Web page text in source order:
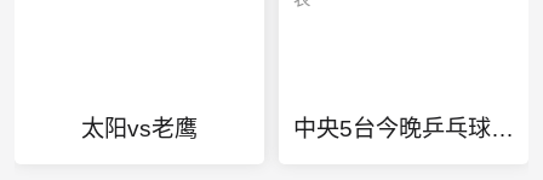
太阳vs老鹰 中央5台今晚乒乓球赛时间表